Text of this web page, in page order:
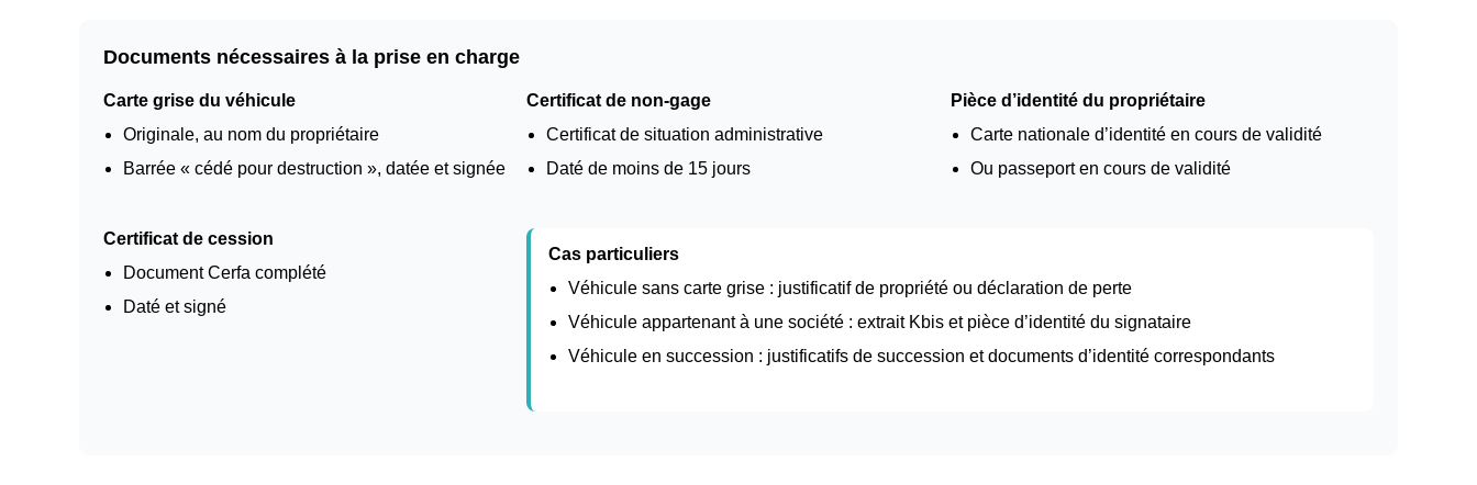
Documents nécessaires à la prise en charge
Carte grise du véhicule
Originale, au nom du propriétaire
Barrée « cédé pour destruction », datée et signée
Certificat de non-gage
Certificat de situation administrative
Daté de moins de 15 jours
Pièce d’identité du propriétaire
Carte nationale d’identité en cours de validité
Ou passeport en cours de validité
Certificat de cession
Document Cerfa complété
Daté et signé
Cas particuliers
Véhicule sans carte grise : justificatif de propriété ou déclaration de perte
Véhicule appartenant à une société : extrait Kbis et pièce d’identité du signataire
Véhicule en succession : justificatifs de succession et documents d’identité correspondants